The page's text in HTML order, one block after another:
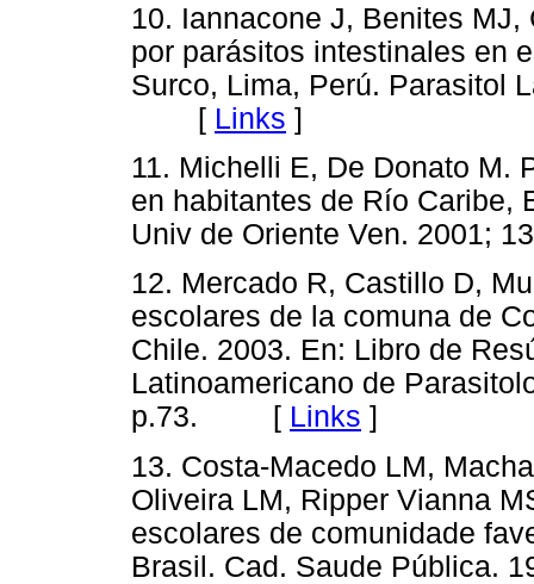
10. Iannacone J, Benites
por parásitos intestinales en
Surco, Lima, Perú. Parasitol
[ Links ]
11. Michelli E, De Donato M.
en habitantes de Río Caribe,
Univ de Oriente Ven.
12. Mercado R, Castillo D,
escolares de la comuna de
Chile. 2003. En: Libro de
Latinoamericano de
p.73. [ Links ]
13. Costa-Macedo LM,
Oliveira LM, Ripper Vianna
escolares de comunidade
Brasil. Cad. Saude